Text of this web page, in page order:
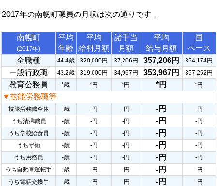
2017年の南幌町職員の月収は次の通りです．
南幌町
(2017年)
平均
年齢
平均
給料月額
諸手当
月額
平均
給与月額
国
ベース
全職種
44.4歳 320,000円 37,206円 357,206円 354,174円
一般行政職 43.2歳 319,000円 34,967円 353,967円 357,252円
教育公務員 *歳 *円 *円 *円 *円
▼技能労務職等
技能労務職全体 -歳 -円 -円 -円
-円
うち清掃職員
-歳 -円 -円 -円
-円
うち学校給食員
-歳 -円 -円 -円
-円
うち守衛
-歳 -円 -円 -円
-円
うち用務員
-歳 -円 -円 -円
-円
うち自動車運転手
-歳 -円 -円 -円
-円
うち電話交換手
-歳 -円 -円 -円
-円